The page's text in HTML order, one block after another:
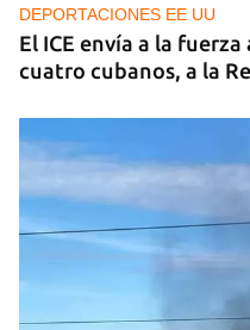
DEPORTACIONES EE UU
El ICE envía a la
cuatro cubanos, a la